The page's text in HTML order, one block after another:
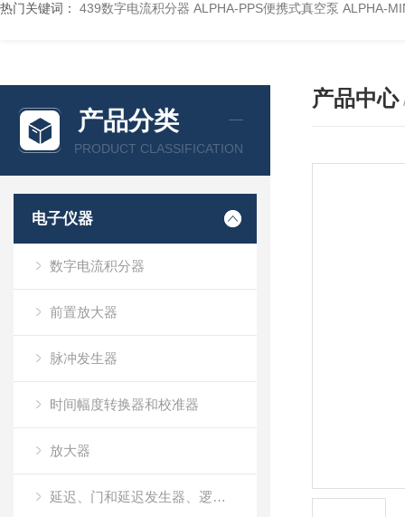
热门关键词： 439数字电流积分器 ALPHA-PPS便携式真空泵 ALPHA-
产品分类
PRODUCT CLASSIFICATION
电子仪器
数字电流积分器
前置放大器
脉冲发生器
时间幅度转换器和校准器
放大器
延迟、门和延迟发生器、逻辑模块和线性门
产品中心